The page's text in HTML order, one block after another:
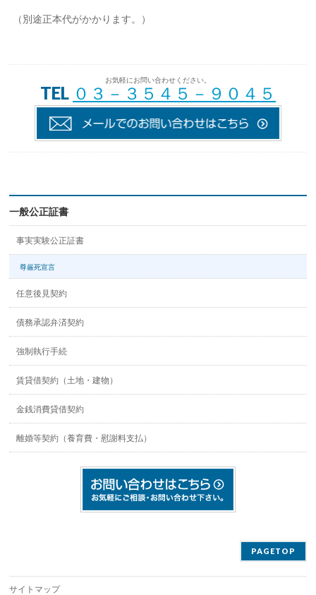
（別途正本代がかかります。）
お気軽にお問い合わせください。
TEL ０３－３５４５－９０４５
一般公正証書
事実実験公正証書
尊厳死宣言
任意後見契約
債務承認弁済契約
強制執行手続
賃貸借契約（土地・建物）
金銭消費貸借契約
離婚等契約（養育費・慰謝料支払）
PAGETOP
サイトマップ